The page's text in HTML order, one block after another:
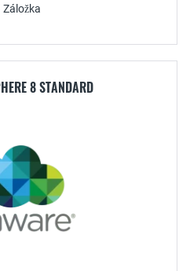
Záložka
8 STANDARD